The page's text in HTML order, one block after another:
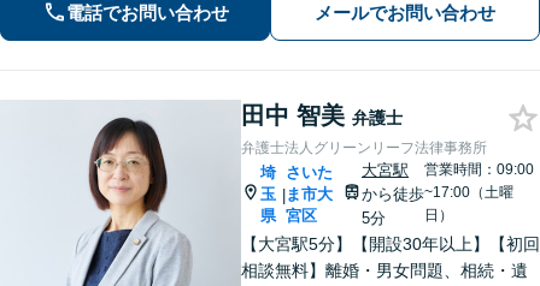
電話でお問い合わせ メールでお問い合わせ
田中 智美 弁護士
弁護士法人グリーンリーフ法律事務所
埼
玉
県
|
さいた
ま市大
宮区
大宮駅
から徒歩
5分
営業時間：09:00
~17:00（土曜
日）
【大宮駅5分】【開設30年以上】【初回
相談無料】離婚・男女問題、相続・遺